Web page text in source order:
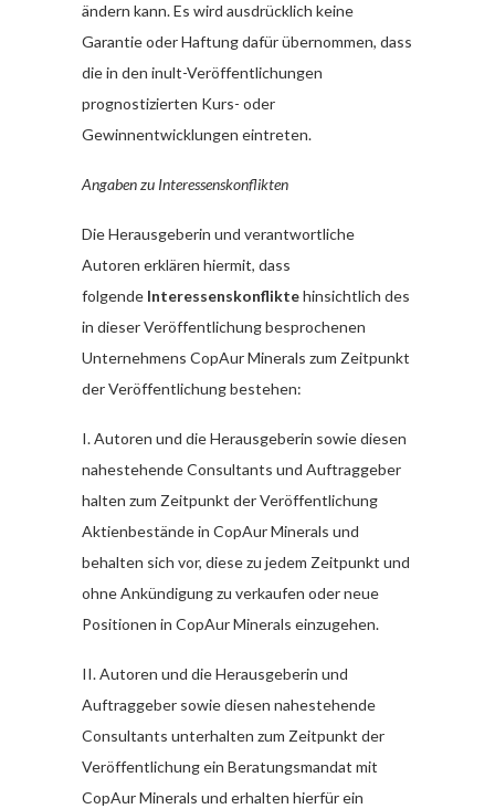
ändern kann. Es wird ausdrücklich keine
Garantie oder Haftung dafür übernommen, dass
die in den inult-Veröffentlichungen
prognostizierten Kurs- oder
Gewinnentwicklungen eintreten.
Angaben zu Interessenskonflikten
Die Herausgeberin und verantwortliche
Autoren erklären hiermit, dass
folgende Interessenskonfliktehinsichtlich des
in dieser Veröffentlichung besprochenen
Unternehmens CopAur Minerals zum Zeitpunkt
der Veröffentlichung bestehen:
I. Autoren und die Herausgeberin sowie diesen
nahestehende Consultants und Auftraggeber
halten zum Zeitpunkt der Veröffentlichung
Aktienbestände in CopAur Minerals und
behalten sich vor, diese zu jedem Zeitpunkt und
ohne Ankündigung zu verkaufen oder neue
Positionen in CopAur Minerals einzugehen.
II. Autoren und die Herausgeberin und
Auftraggeber sowie diesen nahestehende
Consultants unterhalten zum Zeitpunkt der
Veröffentlichung ein Beratungsmandat mit
CopAur Minerals und erhalten hierfür ein